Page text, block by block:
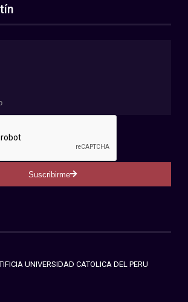
Suscribirme
UNIVERSIDAD CATOLICA DEL PERU